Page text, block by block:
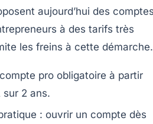
aujourd’hui des
à des tarifs très
les freins à cette démarche.
pro obligatoire à partir
sur 2 ans.
: ouvrir un compte dès